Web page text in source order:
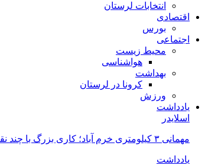
انتخابات لرستان
اقتصادی
بورس
اجتماعی
محیط زیست
هواشناسی
بهداشت
کرونا در لرستان
ورزش
یادداشت
اسلایدر
مهمانی ۳ کیلومتری خرم آباد؛ کاری بزرگ با چند نقد کوچک
یادداشت